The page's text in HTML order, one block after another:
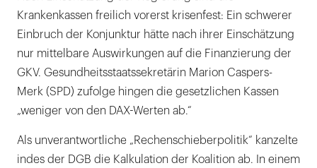
Krankenkassen freilich vorerst krisenfest: Ein schwerer
Einbruch der Konjunktur hätte nach ihrer Einschätzung
nur mittelbare Auswirkungen auf die Finanzierung der
GKV. Gesundheitsstaatssekretärin Marion Caspers-
Merk (SPD) zufolge hingen die gesetzlichen Kassen
„weniger von den DAX-Werten ab.“
Als unverantwortliche „Rechenschieberpolitik“ kanzelte
indes der DGB die Kalkulation der Koalition ab. In einem